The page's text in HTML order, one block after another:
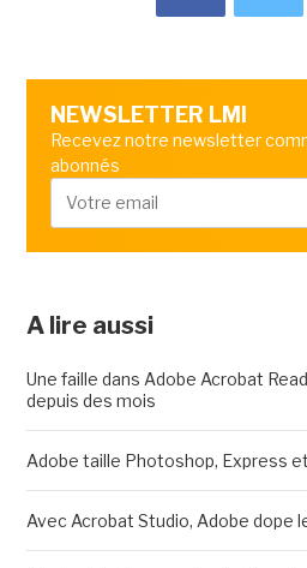
NEWSLETTER LMI
Recevez notre newsletter
abonnés
A lire aussi
Une faille dans Adobe Acrobat
depuis des mois
Adobe taille Photoshop, Express
Avec Acrobat Studio, Adobe dope